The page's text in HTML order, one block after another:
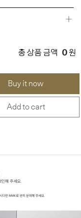
총 상품 금액 0 원
Buy it now
Add to cart